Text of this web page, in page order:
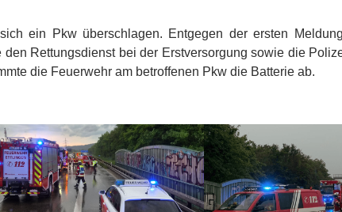
ein Pkw überschlagen. Entgegen der ersten
den Rettungsdienst bei der Erstversorgung sowie die
die Feuerwehr am betroffenen Pkw die Batterie ab.